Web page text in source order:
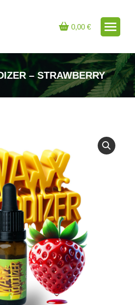
0,00 €
– STRAWBERRY
Sie befinden sich hier: